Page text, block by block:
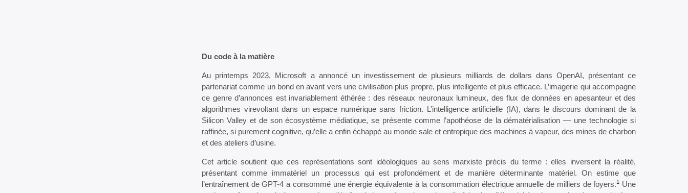
Du code à la matière
Au printemps 2023, Microsoft a annoncé un investissement de plusieurs milliards de dollars dans OpenAI, présentant ce
partenariat comme un bond en avant vers une civilisation plus propre, plus intelligente et plus efficace. L’imagerie qui accompagne
ce genre d’annonces est invariablement éthérée : des réseaux neuronaux lumineux, des flux de données en apesanteur et des
algorithmes virevoltant dans un espace numérique sans friction. L’intelligence artificielle (IA), dans le discours dominant de la
Silicon Valley et de son écosystème médiatique, se présente comme l’apothéose de la dématérialisation — une technologie si
raffinée, si purement cognitive, qu’elle a enfin échappé au monde sale et entropique des machines à vapeur, des mines de charbon
et des ateliers d’usine.
Cet article soutient que ces représentations sont idéologiques au sens marxiste précis du terme : elles inversent la réalité,
présentant comme immatériel un processus qui est profondément et de manière déterminante matériel. On estime que
l’entraînement de GPT-4 a consommé une énergie équivalente à la consommation électrique annuelle de milliers de foyers.1
Une